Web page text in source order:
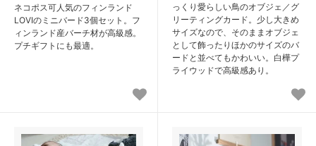
ネコポス可 人気のフィンランド
LOVIのミニバード3個セット。フ
ィンランド産バーチ材が高級感。
プチギフトにも最適。
っくり愛らしい鳥のオブジェ／グ
リーティングカード。少し大きめ
サイズなので、そのままオブジェ
として飾ったりほかのサイズのバ
ードと並べてもかわいい。白樺プ
ライウッドで高級感あり。